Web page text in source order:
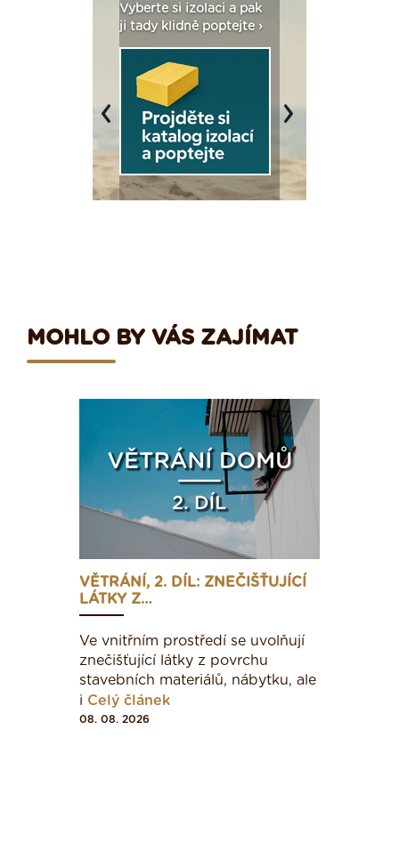
Vyberte si izolaci a pak
ji tady klidně poptejte ›
Previous Next
MOHLO BY VÁS ZAJÍMAT
VĚTRÁNÍ, 2. DÍL: ZNEČIŠŤUJÍCÍ
LÁTKY Z…
Ve vnitřním prostředí se uvolňují
znečišťující látky z povrchu
stavebních materiálů, nábytku, ale
i Celý článek
08. 08. 2026